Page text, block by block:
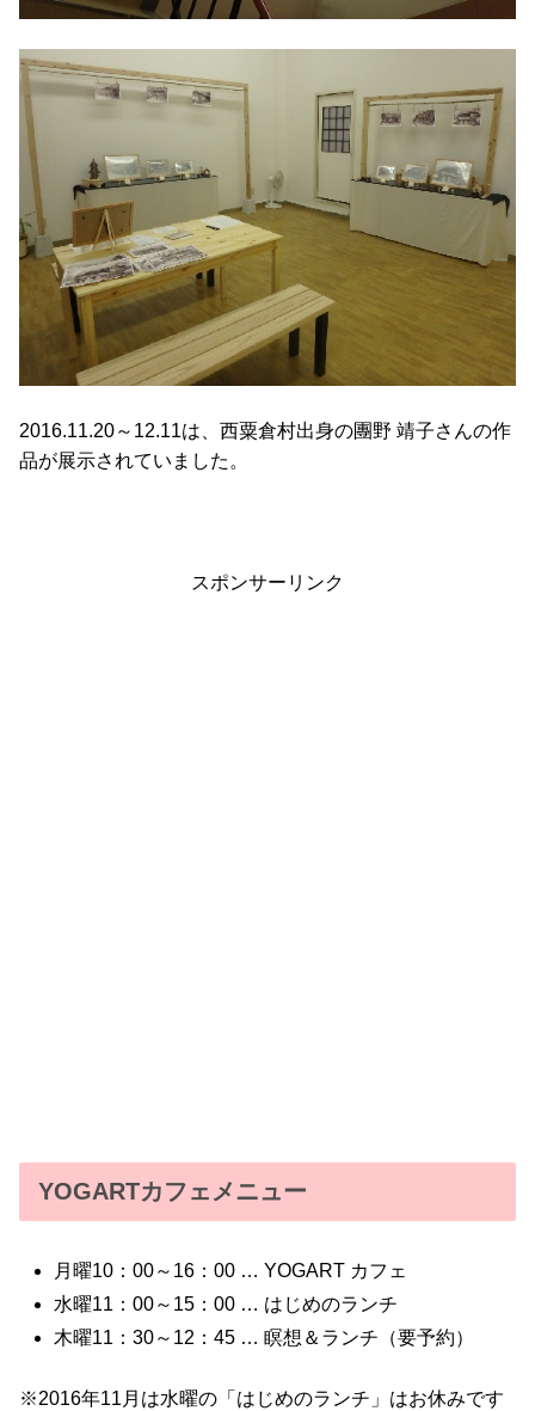
2016.11.20～12.11は、西粟倉村出身の團野 靖子さんの作
品が展示されていました。
スポンサーリンク
YOGARTカフェメニュー
月曜10：00～16：00 … YOGART カフェ
水曜11：00～15：00 … はじめのランチ
木曜11：30～12：45 … 瞑想＆ランチ（要予約）
※2016年11月は水曜の「はじめのランチ」はお休みです